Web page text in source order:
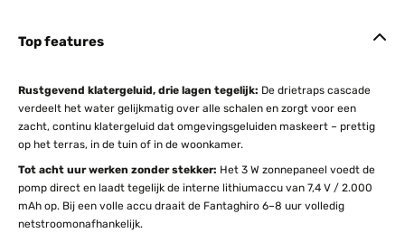
Top features
Rustgevend klatergeluid, drie lagen tegelijk: De drietraps cascade
verdeelt het water gelijkmatig over alle schalen en zorgt voor een
zacht, continu klatergeluid dat omgevingsgeluiden maskeert – prettig
op het terras, in de tuin of in de woonkamer.
Tot acht uur werken zonder stekker: Het 3 W zonnepaneel voedt de
pomp direct en laadt tegelijk de interne lithiumaccu van 7,4 V / 2.000
mAh op. Bij een volle accu draait de Fantaghiro 6–8 uur volledig
netstroomonafhankelijk.